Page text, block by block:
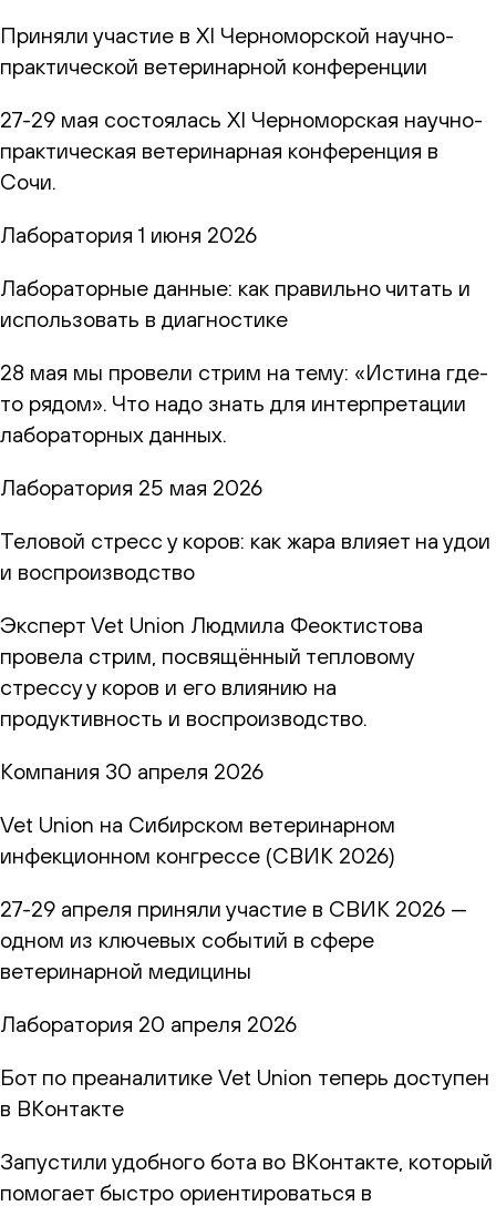
Приняли участие в XI Черноморской научно-
практической ветеринарной конференции
27-29 мая состоялась XI Черноморская научно-
практическая ветеринарная конференция в
Сочи.
Лаборатория 1 июня 2026
Лабораторные данные: как правильно читать и
использовать в диагностике
28 мая мы провели стрим на тему: «Истина где-
то рядом». Что надо знать для интерпретации
лабораторных данных.
Лаборатория 25 мая 2026
Теловой стресс у коров: как жара влияет на удои
и воспроизводство
Эксперт Vet Union Людмила Феоктистова
провела стрим, посвящённый тепловому
стрессу у коров и его влиянию на
продуктивность и воспроизводство.
Компания 30 апреля 2026
Vet Union на Сибирском ветеринарном
инфекционном конгрессе (СВИК 2026)
27-29 апреля приняли участие в СВИК 2026 —
одном из ключевых событий в сфере
ветеринарной медицины
Лаборатория 20 апреля 2026
Бот по преаналитике Vet Union теперь доступен
в ВКонтакте
Запустили удобного бота во ВКонтакте, который
помогает быстро ориентироваться в